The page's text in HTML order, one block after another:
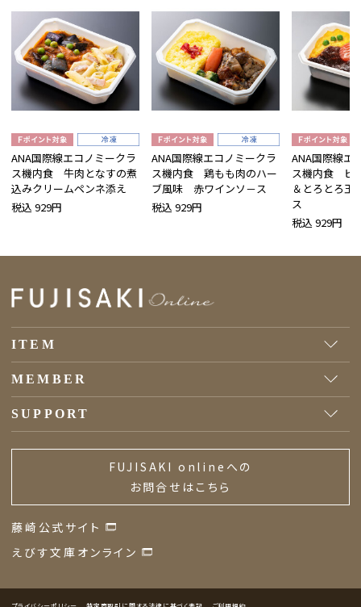
ANA国際線エコノミークラ
ス機内食 牛肉となすの煮
込みクリームペンネ添え
税込 929円
ANA国際線エコノミークラ
ス機内食 鶏もも肉のハー
ブ風味 赤ワインソ－ス
税込 929円
ANA国際線エ
ス機内食 ビ
＆とろとろ玉
ス
税込 929円
ITEM
MEMBER
SUPPORT
FUJISAKI onlineへの
お問合せはこちら
藤崎公式サイト
えびす文庫オンライン